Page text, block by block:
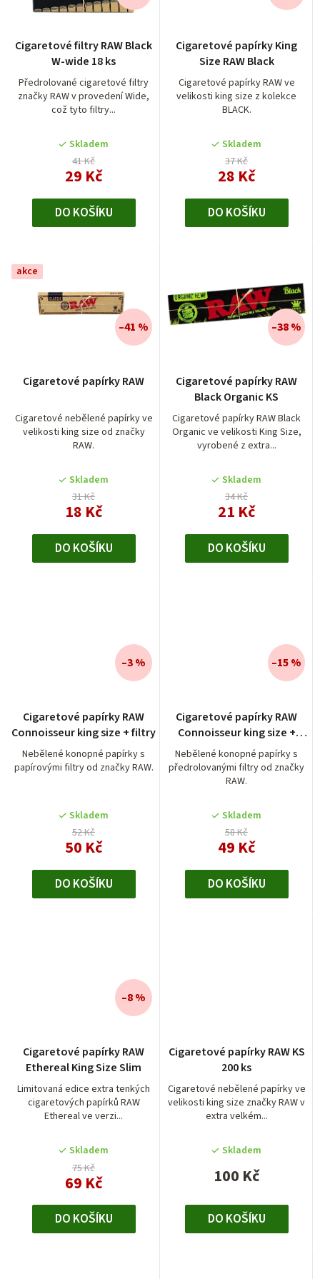
Cigaretové filtry RAW Black
W-wide 18 ks
Předrolované cigaretové filtry
značky RAW v provedení Wide,
což tyto filtry...
Skladem
41 Kč
29 Kč
DO KOŠÍKU
Cigaretové papírky King
Size RAW Black
Cigaretové papírky RAW ve
velikosti king size z kolekce
BLACK.
Skladem
37 Kč
28 Kč
DO KOŠÍKU
akce
Cigaretové papírky RAW
Cigaretové nebělené papírky ve
velikosti king size od značky
RAW.
hodnocení
je
5,0
z
hvězdiček.
Skladem
31 Kč
18 Kč
–41 %
DO KOŠÍKU
Cigaretové papírky RAW
Black Organic KS
Cigaretové papírky RAW Black
Organic ve velikosti King Size,
vyrobené z extra...
Skladem
34 Kč
21 Kč
–38 %
DO KOŠÍKU
Cigaretové papírky RAW
Connoisseur king size + filtry
Nebělené konopné papírky s
papírovými filtry od značky RAW.
hodnocení
produktu
je
5,0
hvězdiček.
Skladem
52 Kč
50 Kč
–3 %
DO KOŠÍKU
Cigaretové papírky RAW
Connoisseur king size +
předrolované filtry
Nebělené konopné papírky s
předrolovanými filtry od značky
RAW.
Skladem
58 Kč
49 Kč
–15 %
DO KOŠÍKU
Cigaretové papírky RAW
Ethereal King Size Slim
Limitovaná edice extra tenkých
cigaretových papírků RAW
Ethereal ve verzi...
Skladem
75 Kč
69 Kč
–8 %
DO KOŠÍKU
Cigaretové papírky RAW KS
200 ks
Cigaretové nebělené papírky ve
velikosti king size značky RAW v
extra velkém...
Skladem
100 Kč
DO KOŠÍKU